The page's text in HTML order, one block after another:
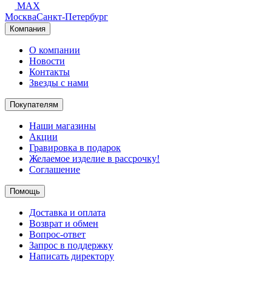
MAX
МоскваСанкт-Петербург
Компания
О компании
Новости
Контакты
Звезды с нами
Покупателям
Наши магазины
Акции
Гравировка в подарок
Желаемое изделие в рассрочку!
Соглашение
Помощь
Доставка и оплата
Возврат и обмен
Вопрос-ответ
Запрос в поддержку
Написать директору